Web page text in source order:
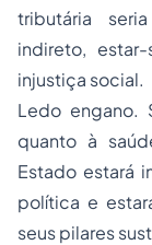
tributária
indireto,
injustiça social.
Ledo engano.
quanto à
Estado estará
política e
seus pilares